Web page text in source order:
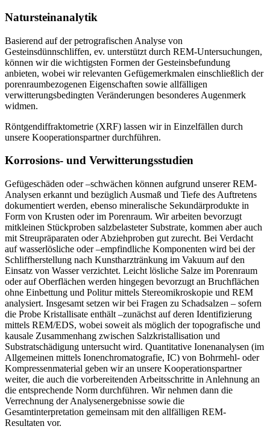
Natursteinanalytik
Basierend auf der petrografischen Analyse von
Gesteinsdünnschliffen, ev. unterstützt durch REM-Untersuchungen,
können wir die wichtigsten Formen der Gesteinsbefundung
anbieten, wobei wir relevanten Gefügemerkmalen einschließlich der
porenraumbezogenen Eigenschaften sowie allfälligen
verwitterungsbedingten Veränderungen besonderes Augenmerk
widmen.
Röntgendiffraktometrie (XRF) lassen wir in Einzelfällen durch
unsere Kooperationspartner durchführen.
Korrosions- und Verwitterungsstudien
Gefügeschäden oder –schwächen können aufgrund unserer REM-
Analysen erkannt und bezüglich Ausmaß und Tiefe des Auftretens
dokumentiert werden, ebenso mineralische Sekundärprodukte in
Form von Krusten oder im Porenraum. Wir arbeiten bevorzugt
mitkleinen Stückproben salzbelasteter Substrate, kommen aber auch
mit Streupräparaten oder Abziehproben gut zurecht. Bei Verdacht
auf wasserlösliche oder –empfindliche Komponenten wird bei der
Schliffherstellung nach Kunstharztränkung im Vakuum auf den
Einsatz von Wasser verzichtet. Leicht lösliche Salze im Porenraum
oder auf Oberflächen werden hingegen bevorzugt an Bruchflächen
ohne Einbettung und Politur mittels Stereomikroskopie und REM
analysiert. Insgesamt setzen wir bei Fragen zu Schadsalzen – sofern
die Probe Kristallisate enthält –zunächst auf deren Identifizierung
mittels REM/EDS, wobei soweit als möglich der topografische und
kausale Zusammenhang zwischen Salzkristallisation und
Substratschädigung untersucht wird. Quantitative Ionenanalysen (im
Allgemeinen mittels Ionenchromatografie, IC) von Bohrmehl- oder
Kompressenmaterial geben wir an unsere Kooperationspartner
weiter, die auch die vorbereitenden Arbeitsschritte in Anlehnung an
die entsprechende Norm durchführen. Wir nehmen dann die
Verrechnung der Analysenergebnisse sowie die
Gesamtinterpretation gemeinsam mit den allfälligen REM-
Resultaten vor.